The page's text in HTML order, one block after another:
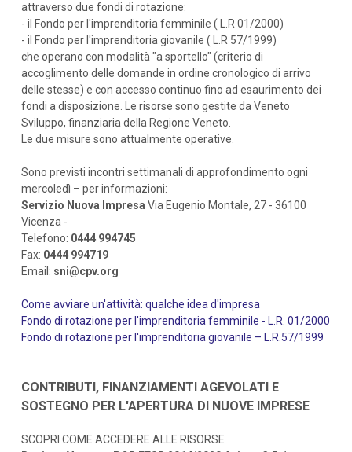
attraverso due fondi di rotazione:
- il Fondo per l'imprenditoria femminile ( L.R 01/2000)
- il Fondo per l'imprenditoria giovanile ( L.R 57/1999)
che operano con modalità "a sportello" (criterio di
accoglimento delle domande in ordine cronologico di arrivo
delle stesse) e con accesso continuo fino ad esaurimento dei
fondi a disposizione. Le risorse sono gestite da Veneto
Sviluppo, finanziaria della Regione Veneto.
Le due misure sono attualmente operative.
Sono previsti incontri settimanali di approfondimento ogni
mercoledì – per informazioni:
Servizio Nuova Impresa Via Eugenio Montale, 27 - 36100
Vicenza -
Telefono: 0444 994745
Fax: 0444 994719
Email: sni@cpv.org
Come avviare un'attività: qualche idea d'impresa
Fondo di rotazione per l'imprenditoria femminile - L.R. 01/2000
Fondo di rotazione per l'imprenditoria giovanile – L.R.57/1999
CONTRIBUTI, FINANZIAMENTI AGEVOLATI E
SOSTEGNO PER L'APERTURA DI NUOVE IMPRESE
SCOPRI COME ACCEDERE ALLE RISORSE